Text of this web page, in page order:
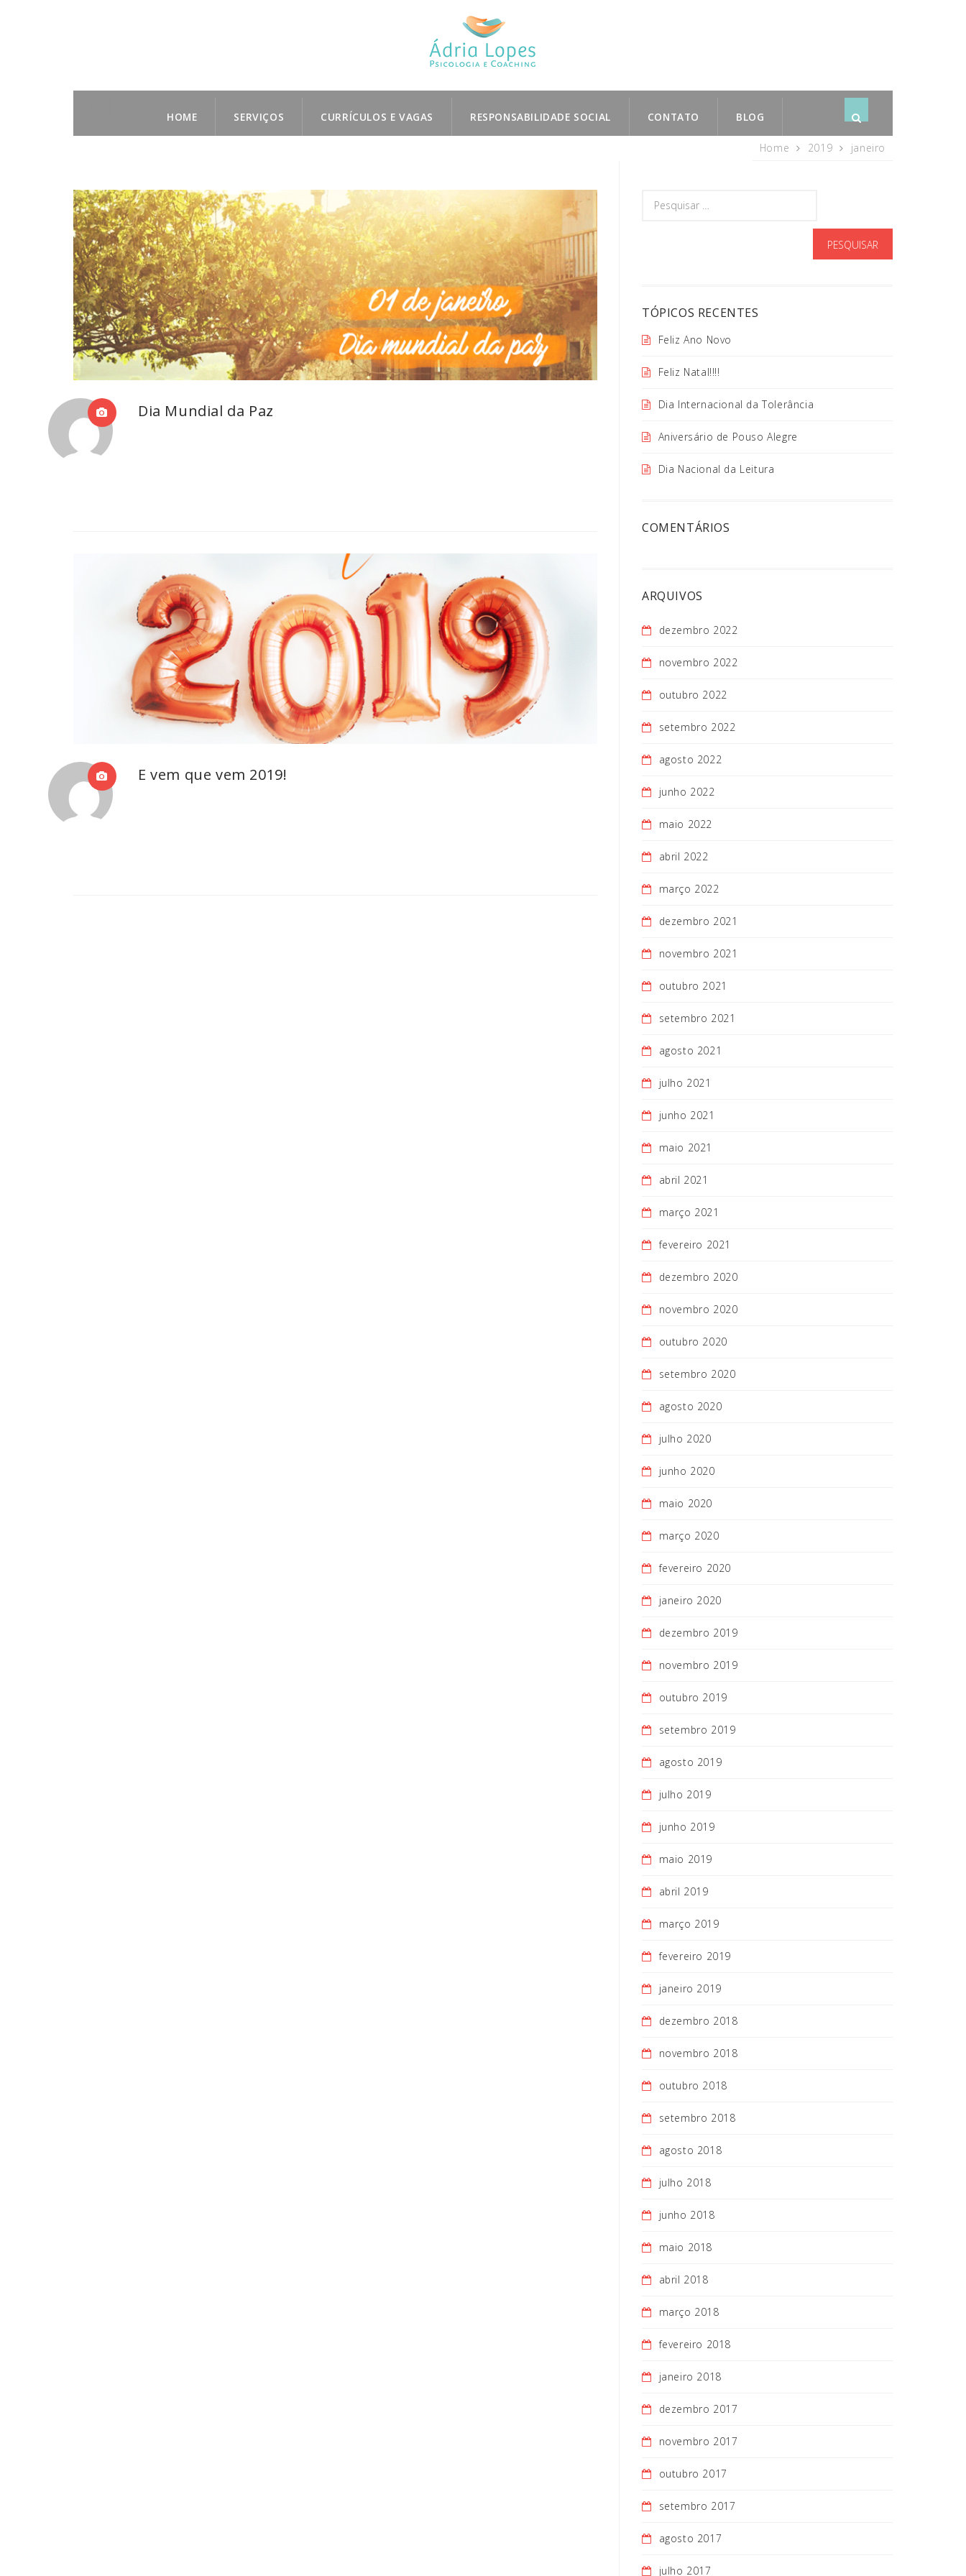
subscribe
HOME SERVIÇOS CURRÍCULOS E VAGAS RESPONSABILIDADE SOCIAL CONTATO BLOG
Home 2019 janeiro
Dia Mundial da Paz
E vem que vem 2019!
TÓPICOS RECENTES
Feliz Ano Novo
Feliz Natal!!!!
Dia Internacional da Tolerância
Aniversário de Pouso Alegre
Dia Nacional da Leitura
COMENTÁRIOS
ARQUIVOS
dezembro 2022
novembro 2022
outubro 2022
setembro 2022
agosto 2022
junho 2022
maio 2022
abril 2022
março 2022
dezembro 2021
novembro 2021
outubro 2021
setembro 2021
agosto 2021
julho 2021
junho 2021
maio 2021
abril 2021
março 2021
fevereiro 2021
dezembro 2020
novembro 2020
outubro 2020
setembro 2020
agosto 2020
julho 2020
junho 2020
maio 2020
março 2020
fevereiro 2020
janeiro 2020
dezembro 2019
novembro 2019
outubro 2019
setembro 2019
agosto 2019
julho 2019
junho 2019
maio 2019
abril 2019
março 2019
fevereiro 2019
janeiro 2019
dezembro 2018
novembro 2018
outubro 2018
setembro 2018
agosto 2018
julho 2018
junho 2018
maio 2018
abril 2018
março 2018
fevereiro 2018
janeiro 2018
dezembro 2017
novembro 2017
outubro 2017
setembro 2017
agosto 2017
julho 2017